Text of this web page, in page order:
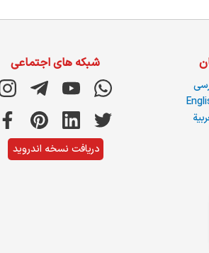
شبکه های اجتماعی
دریافت نسخه اندروید